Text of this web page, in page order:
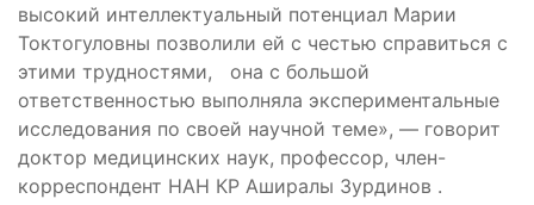
высокий интеллектуальный потенциал Марии
Токтогуловны позволили ей с честью справиться с
этими трудностями, она с большой
ответственностью выполняла экспериментальные
исследования по своей научной теме», — говорит
доктор медицинских наук, профессор, член-
корреспондент НАН КР Аширалы Зурдинов .